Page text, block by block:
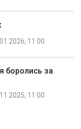
11:00
боролись за
11:00